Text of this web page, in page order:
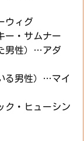
ウィグ
ー・サムナー
男性）…アダ
る男性）…マイ
・ヒューシン